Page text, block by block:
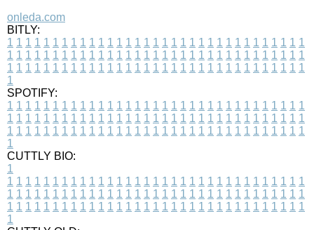
onleda.com
BITLY:
1 1 1 1 1 1 1 1 1 1 1 1 1 1 1 1 1 1 1 1 1 1 1 1 1 1 1 1 1 1 1 1 1
1 1 1 1 1 1 1 1 1 1 1 1 1 1 1 1 1 1 1 1 1 1 1 1 1 1 1 1 1 1 1 1 1
1 1 1 1 1 1 1 1 1 1 1 1 1 1 1 1 1 1 1 1 1 1 1 1 1 1 1 1 1 1 1 1 1
1
SPOTIFY:
1 1 1 1 1 1 1 1 1 1 1 1 1 1 1 1 1 1 1 1 1 1 1 1 1 1 1 1 1 1 1 1 1
1 1 1 1 1 1 1 1 1 1 1 1 1 1 1 1 1 1 1 1 1 1 1 1 1 1 1 1 1 1 1 1 1
1 1 1 1 1 1 1 1 1 1 1 1 1 1 1 1 1 1 1 1 1 1 1 1 1 1 1 1 1 1 1 1 1
1
CUTTLY BIO:
1
1 1 1 1 1 1 1 1 1 1 1 1 1 1 1 1 1 1 1 1 1 1 1 1 1 1 1 1 1 1 1 1 1
1 1 1 1 1 1 1 1 1 1 1 1 1 1 1 1 1 1 1 1 1 1 1 1 1 1 1 1 1 1 1 1 1
1 1 1 1 1 1 1 1 1 1 1 1 1 1 1 1 1 1 1 1 1 1 1 1 1 1 1 1 1 1 1 1 1
1